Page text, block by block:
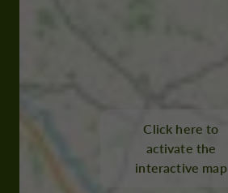
Click here to
activate the
interactive map